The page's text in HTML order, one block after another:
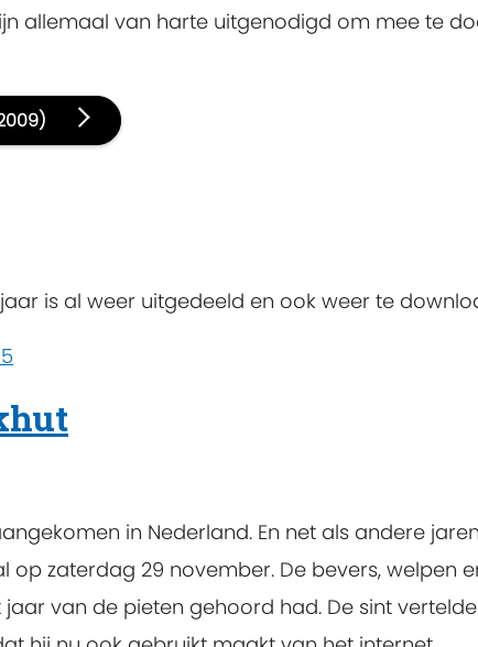
allemaal van harte uitgenodigd om mee te
2009)
is al weer uitgedeeld en ook weer te
in Nederland. En net als andere
op zaterdag 29 november. De bevers, welpen
van de pieten gehoord had. De sint